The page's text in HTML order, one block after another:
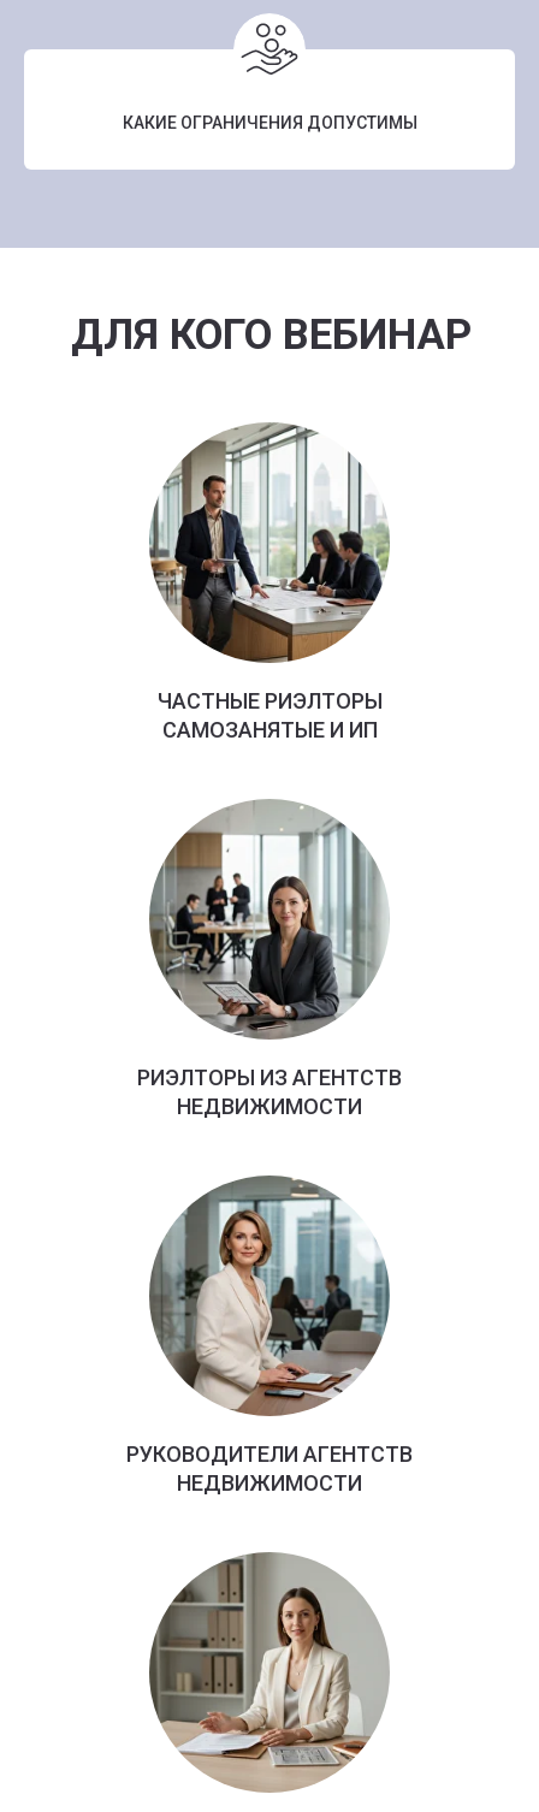
КАКИЕ ОГРАНИЧЕНИЯ ДОПУСТИМЫ
ДЛЯ КОГО ВЕБИНАР
ЧАСТНЫЕ РИЭЛТОРЫ
САМОЗАНЯТЫЕ И ИП
РИЭЛТОРЫ ИЗ АГЕНТСТВ
НЕДВИЖИМОСТИ
РУКОВОДИТЕЛИ АГЕНТСТВ
НЕДВИЖИМОСТИ